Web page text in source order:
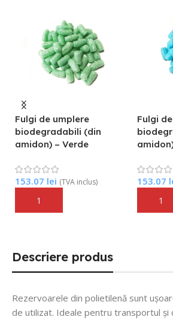
Descriere produs
Rezervoarele din polietilenă sunt
de utilizat. Ideale pentru transportul și
Fulgi de umplere
biodegradabili (din
amidon) – Verde
153.07 lei (TVA inclus)
Adaugă În Coș
Fulgi
153.07